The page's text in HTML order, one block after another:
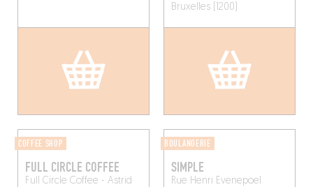
Bruxelles (1200)
COFFEE SHOP
FULL CIRCLE COFFEE
Full Circle Coffee - Astrid
BOULANGERIE
SIMPLE
Rue Henri Evenepoel